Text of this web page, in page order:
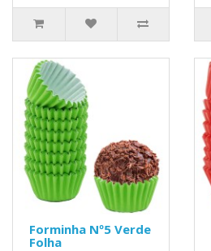
Forminha Nº5 Verde
Folha